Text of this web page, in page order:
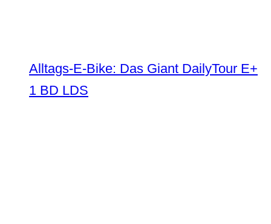
Alltags-E-Bike: Das Giant DailyTour E+
1 BD LDS